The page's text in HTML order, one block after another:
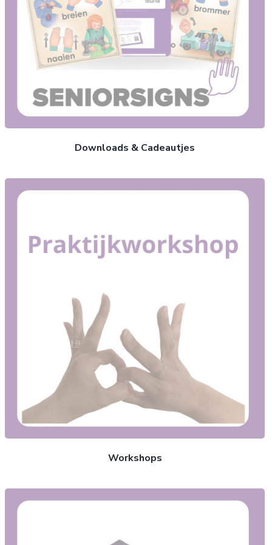
Downloads & Cadeautjes
Workshops